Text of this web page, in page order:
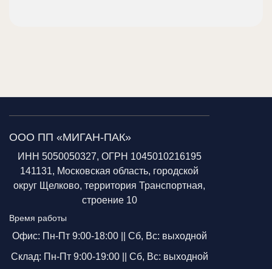
ООО ПП «МИГАН-ПАК»
ИНН 5050050327, ОГРН 1045010216195
141131, Московская область, городской
округ Щелково, территория Транспортная,
строение 10
Время работы
Офис: Пн-Пт 9:00-18:00 || Сб, Вс: выходной
Склад: Пн-Пт 9:00-19:00 || Сб, Вс: выходной